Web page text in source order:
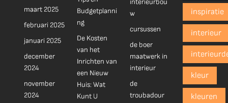
maart 2025
februari 2025
januari 2025
december
2024
november
2024
Budgetplanni
ng
De Kosten
van het
Inrichten van
een Nieuw
Huis: Wat
Kunt U
interieurbou
w
cursussen
de boer
maatwerk in
interieur
de
troubadour
inspiratie
interieur
kleur
kleuren